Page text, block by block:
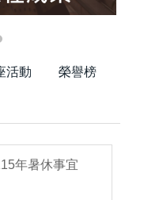
活動 榮譽榜
年暑休事宜